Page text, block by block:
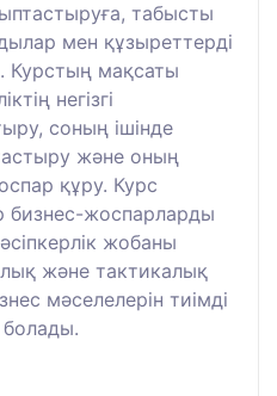
табысты
мен құзыреттерді
Курстың мақсаты
негізгі
соның ішінде
және оның
құру. Курс
бизнес-жоспарларды
жобаны
және тактикалық
мәселелерін тиімді